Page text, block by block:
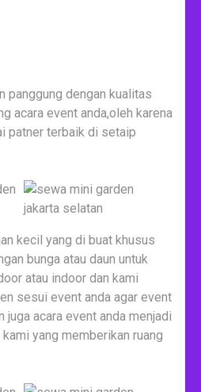
panggung dengan kualitas
acara event anda,oleh karena
patner terbaik di setaip
kecil yang di buat khusus
bunga atau daun untuk
atau indoor dan kami
sesui event anda agar event
juga acara event anda menjadi
yang memberikan ruang